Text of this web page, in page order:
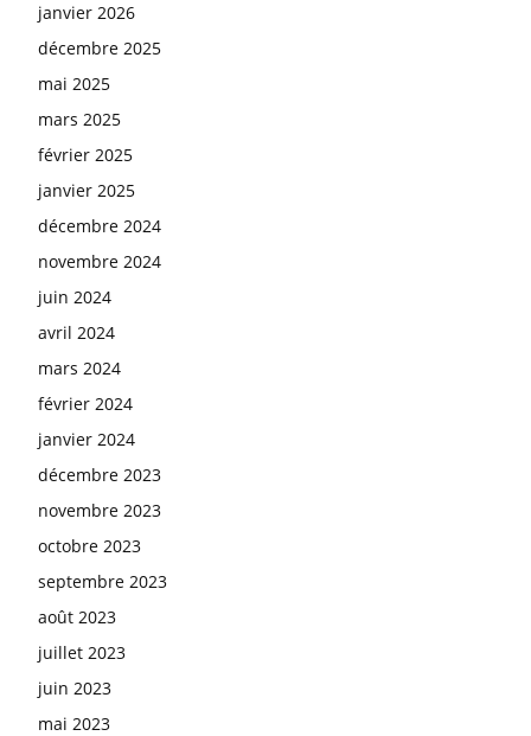
janvier 2026
décembre 2025
mai 2025
mars 2025
février 2025
janvier 2025
décembre 2024
novembre 2024
juin 2024
avril 2024
mars 2024
février 2024
janvier 2024
décembre 2023
novembre 2023
octobre 2023
septembre 2023
août 2023
juillet 2023
juin 2023
mai 2023